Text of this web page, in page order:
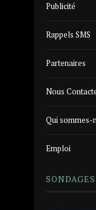
Publicité
Rappels SMS
Partenaires
Nous
Qui sommes-
Emploi
SONDAGES